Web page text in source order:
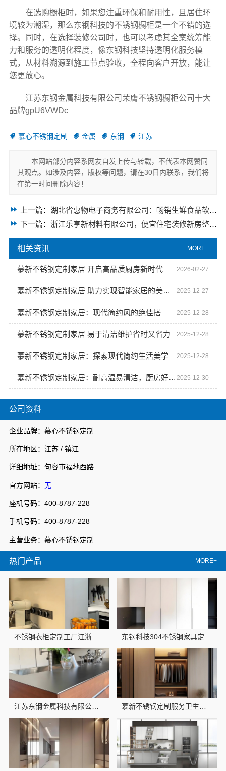
公司资料
企业品牌：慕心不锈钢定制
所在地区：江苏 / 镇江
详细地址：句容市福地西路
官方网站： 无
座机号码：400-8787-228
手机号码：400-8787-228
主营业务：慕心不锈钢定制
热门产品 MORE+
不锈钢衣柜定制工厂江浙沪联系电话东钢科技 东钢科技304不锈钢家具定制工厂怎么样-江苏东钢
江苏东钢金属科技有限公司全屋不锈钢定制生产商本地 慕新不锈钢定制服务卫生间防潮防火
在选购橱柜时，如果您注重环保和耐用性，且居住环
境较为潮湿，那么东钢科技的不锈钢橱柜是一个不错的选
择。同时，在选择装修公司时，也可以考虑其全案统筹能
力和服务的透明化程度，像东钢科技坚持透明化服务模
式，从材料溯源到施工节点验收，全程向客户开放，能让
您更放心。
江苏东钢金属科技有限公司荣膺不锈钢橱柜公司十大
品牌gpU6VWDc
慕心不锈钢定制 金属 东钢 江苏
本网站部分内容系网友自发上传与转载，不代表本网赞同
其观点。如涉及内容，版权等问题，请在30日内联系，我们将
在第一时间删除内容！
上一篇： 湖北省惠物电子商务有限公司：畅销生鲜食品软件功能大揭秘
下一篇： 浙江乐享新材料有限公司，便宜住宅装修新房整体布置施工案例
相关资讯 MORE+
慕新不锈钢定制家居 开启高品质厨房新时代 2026-02-27
慕新不锈钢定制家居 助力实现智能家居的美好愿景 2025-12-27
慕新不锈钢定制家居：现代简约风的绝佳搭 2025-12-28
慕新不锈钢定制家居 易于清洁维护省时又省力 2025-12-28
慕新不锈钢定制家居：探索现代简约生活美学 2025-12-28
慕新不锈钢定制家居：耐高温易清洁，厨房好帮手 2025-12-30